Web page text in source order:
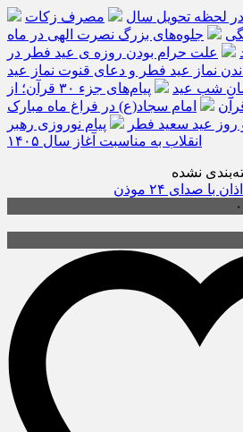
لحظه تحویل سال
مصرف زکات
جلوه‌های بزرگ نصرت الهی در ماه
علت حرام بودن روزه ی عید فطر در
نماز عید فطر و دعای قنوت نماز عید
شب عید
پیام‌های جزء ۳۰ قرآن؛ از
امام سجاد(ع) در فراغ ماه مبارک
عید سعید فطر
پیام نوروزی رهبر
انقلاب به مناسبت آغاز سال ۱۴۰۵
نشده